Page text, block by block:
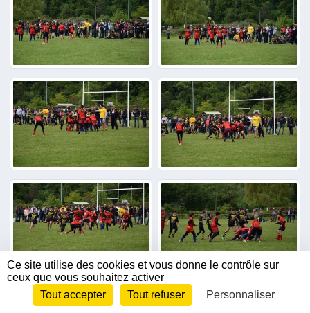
Envie de participer ? CONNEXION
Ce site utilise des cookies et vous donne le contrôle sur
ceux que vous souhaitez activer
Tout accepter
Tout refuser Personnaliser